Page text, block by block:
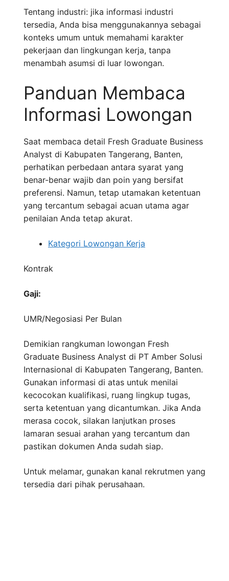
Tentang industri: jika informasi industri
tersedia, Anda bisa menggunakannya sebagai
konteks umum untuk memahami karakter
pekerjaan dan lingkungan kerja, tanpa
menambah asumsi di luar lowongan.
Panduan Membaca
Informasi Lowongan
Saat membaca detail Fresh Graduate Business
Analyst di Kabupaten Tangerang, Banten,
perhatikan perbedaan antara syarat yang
benar-benar wajib dan poin yang bersifat
preferensi. Namun, tetap utamakan ketentuan
yang tercantum sebagai acuan utama agar
penilaian Anda tetap akurat.
Kategori Lowongan Kerja
Kontrak
Gaji:
UMR/Negosiasi Per Bulan
Demikian rangkuman lowongan Fresh
Graduate Business Analyst di PT Amber Solusi
Internasional di Kabupaten Tangerang, Banten.
Gunakan informasi di atas untuk menilai
kecocokan kualifikasi, ruang lingkup tugas,
serta ketentuan yang dicantumkan. Jika Anda
merasa cocok, silakan lanjutkan proses
lamaran sesuai arahan yang tercantum dan
pastikan dokumen Anda sudah siap.
Untuk melamar, gunakan kanal rekrutmen yang
tersedia dari pihak perusahaan.